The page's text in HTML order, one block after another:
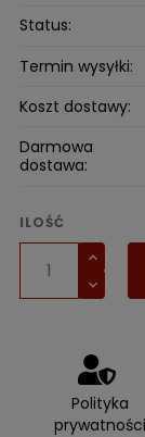
Status:
Termin wysyłki:
Koszt dostawy:
Darmowa
dostawa:
ILOŚĆ
Polityka
prywatności